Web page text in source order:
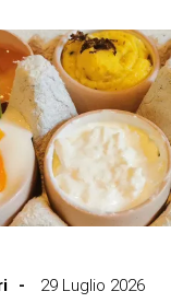
29 Luglio 2026